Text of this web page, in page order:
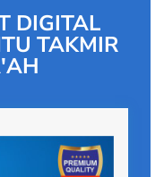
DIGITAL
TAKMIR